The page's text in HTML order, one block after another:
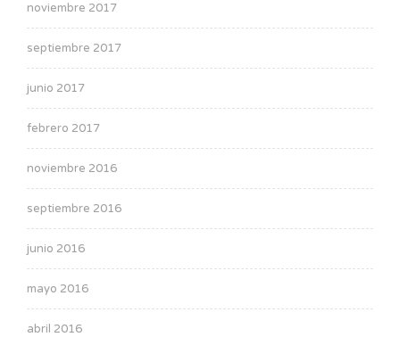
noviembre 2017
septiembre 2017
junio 2017
febrero 2017
noviembre 2016
septiembre 2016
junio 2016
mayo 2016
abril 2016